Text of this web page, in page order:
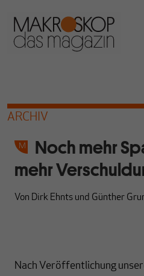
ARCHIV
Noch mehr
mehr
Von Dirk Ehnts und Günther
Nach Veröffentlichung